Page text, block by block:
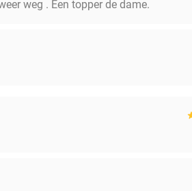
weg . Een topper de dame.